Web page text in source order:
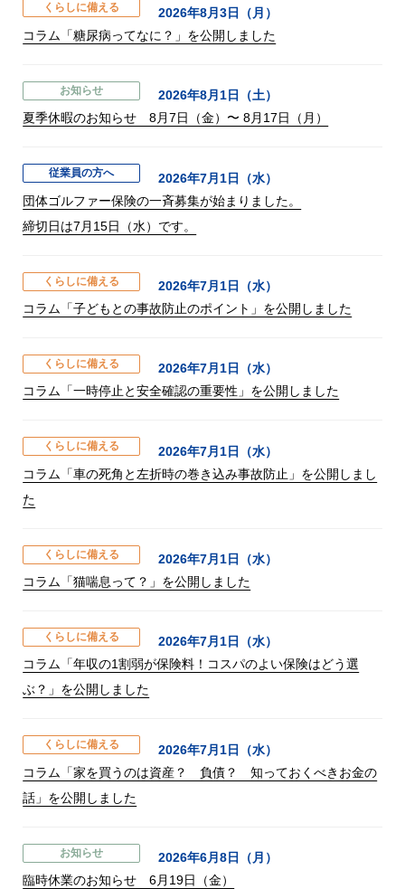
くらしに備える
2026年8月3日（月）
コラム「糖尿病ってなに？」を公開しました
お知らせ
2026年8月1日（土）
夏季休暇のお知らせ 8月7日（金）〜 8月17日（月）
従業員の方へ
2026年7月1日（水）
団体ゴルファー保険の一斉募集が始まりました。
締切日は7月15日（水）です。
くらしに備える
2026年7月1日（水）
コラム「子どもとの事故防止のポイント」を公開しました
くらしに備える
2026年7月1日（水）
コラム「一時停止と安全確認の重要性」を公開しました
くらしに備える
2026年7月1日（水）
コラム「車の死角と左折時の巻き込み事故防止」を公開しまし
た
くらしに備える
2026年7月1日（水）
コラム「猫喘息って？」を公開しました
くらしに備える
2026年7月1日（水）
コラム「年収の1割弱が保険料！コスパのよい保険はどう選
ぶ？」を公開しました
くらしに備える
2026年7月1日（水）
コラム「家を買うのは資産？ 負債？ 知っておくべきお金の
話」を公開しました
お知らせ
2026年6月8日（月）
臨時休業のお知らせ 6月19日（金）